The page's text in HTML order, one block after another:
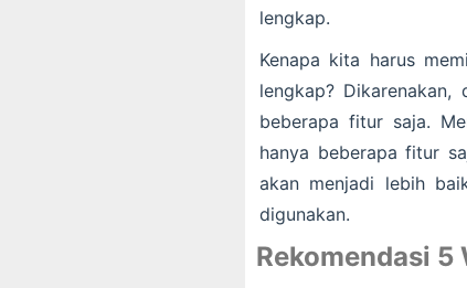
lengkap.
Kenapa kita harus
lengkap?
beberapa fitur saja.
hanya beberapa fitur
akan menjadi lebih
digunakan.
Rekomendasi 5